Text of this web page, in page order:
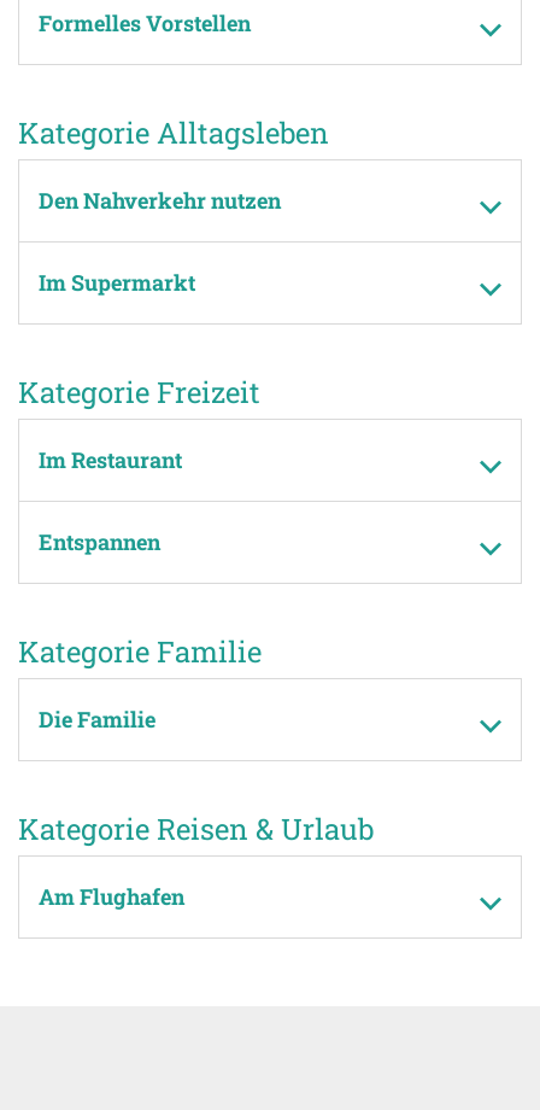
Formelles Vorstellen
Kategorie Alltagsleben
Den Nahverkehr nutzen
Im Supermarkt
Kategorie Freizeit
Im Restaurant
Entspannen
Kategorie Familie
Die Familie
Kategorie Reisen & Urlaub
Am Flughafen